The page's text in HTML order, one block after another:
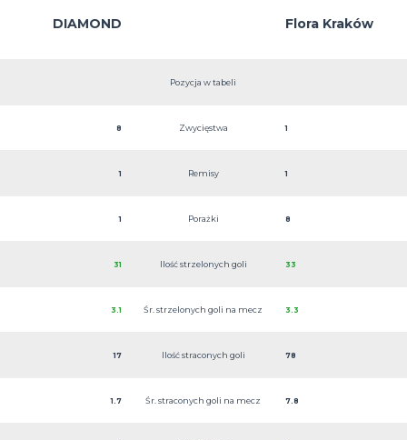
DIAMOND Flora Kraków
Pozycja w tabeli
8 Zwycięstwa 1
1 Remisy 1
1 Porażki 8
31 Ilość strzelonych goli 33
3.1 Śr. strzelonych goli na mecz 3.3
17 Ilość straconych goli 78
1.7 Śr. straconych goli na mecz 7.8